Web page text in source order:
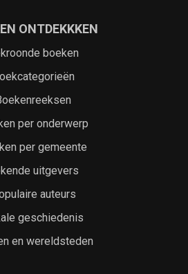
ONTDEKKKEN
boeken
per onderwerp
per gemeente
uitgevers
auteurs
geschiedenis
en wereldsteden